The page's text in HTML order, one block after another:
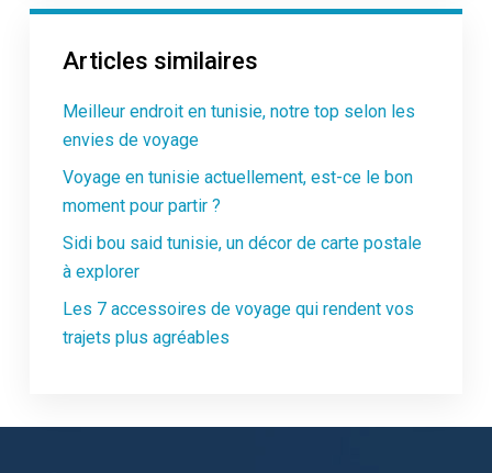
Articles similaires
Meilleur endroit en tunisie, notre top selon les
envies de voyage
Voyage en tunisie actuellement, est-ce le bon
moment pour partir ?
Sidi bou said tunisie, un décor de carte postale
à explorer
Les 7 accessoires de voyage qui rendent vos
trajets plus agréables